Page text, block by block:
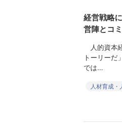
経営戦略
営陣とコ
人的資本
トーリーだ
では...
人材育成・